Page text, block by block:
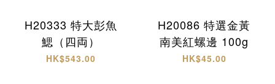
H20333 特大彭魚
鰓（四両）
HK$543.00
H20086 特選金黃
南美紅螺邊 100g
HK$45.00